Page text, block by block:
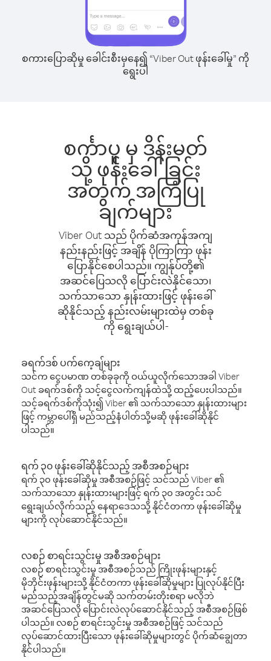
စကားပြောဆိုမှု ခေါင်းစီးမှနေ၍ “Viber Out ဖုန်းခေါ်မှု” ကို
ရွေးပါ
စင်္ကာပူ မှ ဒိန်းမတ်
သို့ ဖုန်းခေါ်ခြင်း
အတွက် အကြံပြု
ချက်များ
Viber Out သည် ပိုက်ဆံအကုန်အကျ
နည်းနည်းဖြင့် အချိန် ပိုကြာကြာ ဖုန်း
ပြောနိုင်စေပါသည်။ ကျွန်ုပ်တို့၏
အဆင်ပြေသလို ပြောင်းလဲနိုင်သော၊
သက်သာသော နှုန်းထားဖြင့် ဖုန်းခေါ်
ဆိုနိုင်သည့် နည်းလမ်းများထဲမှ တစ်ခု
ကို ရွေးချယ်ပါ-
ခရက်ဒစ် ပက်ကေ့ချ်များ
သင်က ငွေပမာဏ တစ်ခုခုကို ဝယ်ယူလိုက်သောအခါ Viber
Out ခရက်ဒစ်ကို သင့်ငွေလက်ကျန်ထဲသို့ ထည့်ပေးပါသည်။
သင့်ခရက်ဒစ်ကိုသုံး၍ Viber ၏ သက်သာသော နှုန်းထားများ
ဖြင့် ကမ္ဘာပေါ်ရှိ မည်သည့်နံပါတ်သို့မဆို ဖုန်းခေါ်ဆိုနိုင်
ပါသည်။
ရက် ၃၀ ဖုန်းခေါ်ဆိုနိုင်သည့် အစီအစဉ်များ
ရက် ၃၀ ဖုန်းခေါ်ဆိုမှု အစီအစဉ်ဖြင့် သင်သည် Viber ၏
သက်သာသော နှုန်းထားများဖြင့် ရက် ၃၀ အတွင်း သင်
ရွေးချယ်လိုက်သည့် နေရာဒေသသို့ နိုင်ငံတကာ ဖုန်းခေါ်ဆိုမှု
များကို လုပ်ဆောင်နိုင်သည်။
လစဉ် စာရင်းသွင်းမှု အစီအစဉ်များ
လစဉ် စာရင်းသွင်းမှု အစီအစဉ်သည် ကြိုးဖုန်းများနှင့်
မိုဘိုင်းဖုန်းများသို့ နိုင်ငံတကာ ဖုန်းခေါ်ဆိုမှုများ ပြုလုပ်နိုင်ပြီး
မည်သည့်အချိန်တွင်မဆို သက်တမ်းတိုးစရာ မလိုဘဲ
အဆင်ပြေသလို ပြောင်းလဲလုပ်ဆောင်နိုင်သည့် အစီအစဉ်ဖြစ်
ပါသည်။ လစဉ် စာရင်းသွင်းမှု အစီအစဉ်ဖြင့် သင်သည်
လုပ်ဆောင်ထားပြီးသော ဖုန်းခေါ်ဆိုမှုများတွင် ပိုက်ဆံချွေတာ
နိုင်ပါသည်။